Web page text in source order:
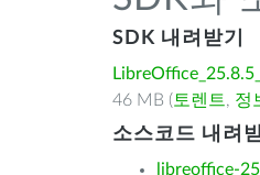
SDK 내려받기
46 MB ( 토렌트, 정
소스코드 내려
libreoffice-